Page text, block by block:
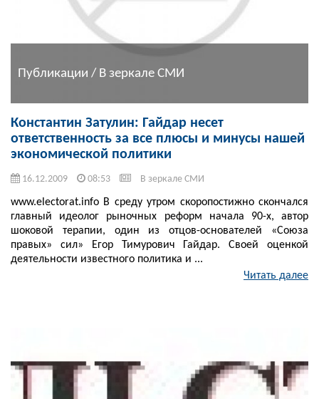
Публикации / В зеркале СМИ
Константин Затулин: Гайдар несет
ответственность за все плюсы и минусы нашей
экономической политики
16.12.2009 08:53 В зеркале СМИ
www.electorat.info В среду утром скоропостижно скончался
главный идеолог рыночных реформ начала 90-х, автор
шоковой терапии, один из отцов-основателей «Союза
правых» сил» Егор Тимурович Гайдар. Своей оценкой
деятельности известного политика и ...
Читать далее